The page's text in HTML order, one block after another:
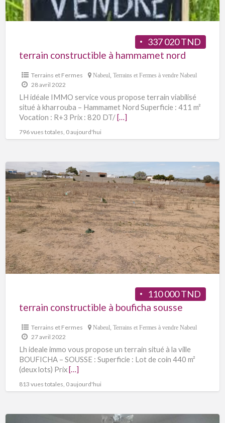
337 020 TND
terrain constructible à hammamet nord
Terrains et Fermes Nabeul Terrains et Fermes à vendre Nabeul
28 avril 2022
LH idéale IMMO service vous propose terrain viabilisé
situé à kharrouba – Hammamet Nord Superficie : 411 m²
Vocation : R+3 Prix : 820 DT/[…]
796 vues totales, 0 aujourd'hui
110 000 TND
terrain constructible à bouficha sousse
Terrains et Fermes Nabeul Terrains et Fermes à vendre Nabeul
27 avril 2022
Lh ideale immo vous propose un terrain situé à la ville
BOUFICHA – SOUSSE : Superficie : Lot de coin 440 m²
(deux lots) Prix[…]
813 vues totales, 0 aujourd'hui